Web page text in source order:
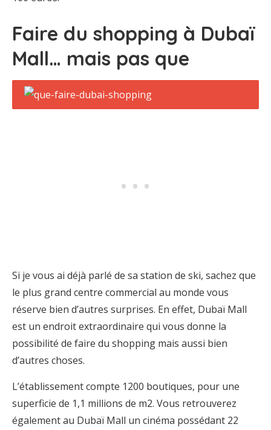
Faire du shopping à Dubaï
Mall… mais pas que
Si je vous ai déjà parlé de sa station de ski, sachez que
le plus grand centre commercial au monde vous
réserve bien d’autres surprises. En effet, Dubaï Mall
est un endroit extraordinaire qui vous donne la
possibilité de faire du shopping mais aussi bien
d’autres choses.
L’établissement compte 1200 boutiques, pour une
superficie de 1,1 millions de m2. Vous retrouverez
également au Dubaï Mall un cinéma possédant 22